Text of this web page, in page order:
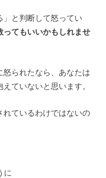
」と判断して怒ってい
ってもいいかもしれませ
られたなら、あなたは
ていないと思います。
れているわけではないの
に